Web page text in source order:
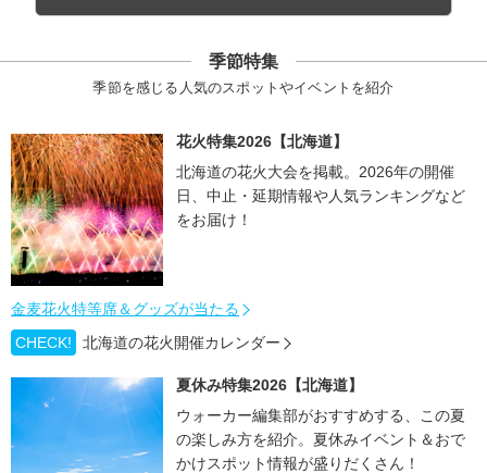
季節特集
季節を感じる人気のスポットやイベントを紹介
花火特集2026【北海道】
北海道の花火大会を掲載。2026年の開催
日、中止・延期情報や人気ランキングなど
をお届け！
金麦花火特等席＆グッズが当たる
CHECK!
北海道の花火開催カレンダー
夏休み特集2026【北海道】
ウォーカー編集部がおすすめする、この夏
の楽しみ方を紹介。夏休みイベント＆おで
かけスポット情報が盛りだくさん！